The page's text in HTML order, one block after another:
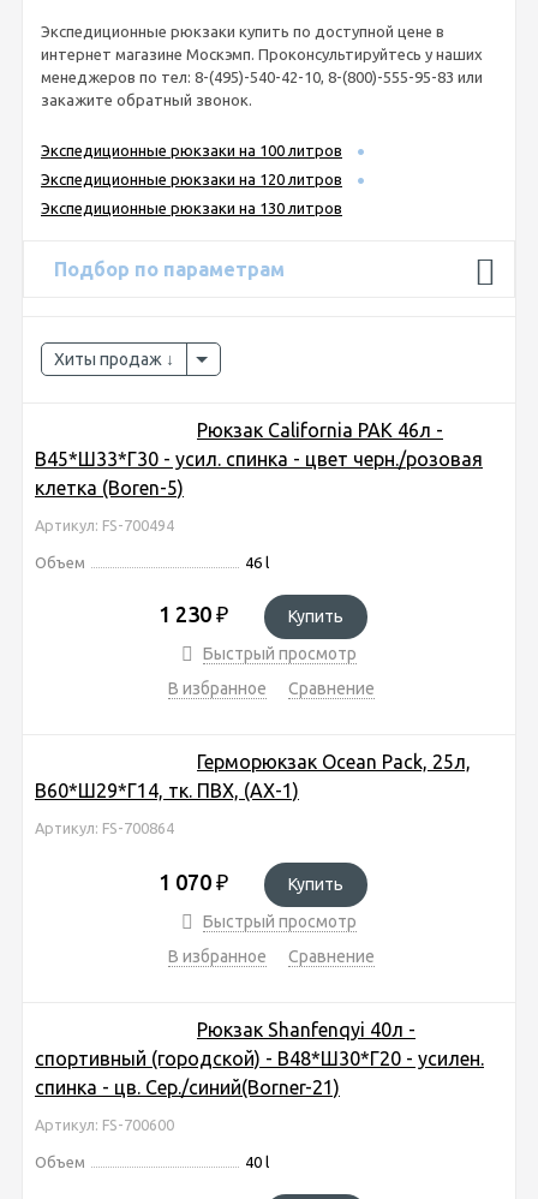
Экспедиционные рюкзаки купить по доступной цене в
интернет магазине Москэмп. Проконсультируйтесь у наших
менеджеров по тел: 8-(495)-540-42-10, 8-(800)-555-95-83 или
закажите обратный звонок.
Экспедиционные рюкзаки на 100 литров
Экспедиционные рюкзаки на 120 литров
Экспедиционные рюкзаки на 130 литров
Подбор по параметрам
Хиты продаж
Рюкзак California PAK 46л -
В45*Ш33*Г30 - усил. спинка - цвет черн./розовая
клетка (Boren-5)
Артикул: FS-700494
Объем 46 l
1 230 ₽
Купить
Быстрый просмотр
В избранное
Сравнение
Герморюкзак Ocean Pack, 25л,
В60*Ш29*Г14, тк. ПВХ, (AX-1)
Артикул: FS-700864
1 070 ₽
Купить
Быстрый просмотр
В избранное
Сравнение
Рюкзак Shanfenqyi 40л -
спортивный (городской) - В48*Ш30*Г20 - усилен.
спинка - цв. Сер./синий(Borner-21)
Артикул: FS-700600
Объем 40 l